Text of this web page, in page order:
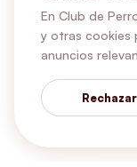
En Club de
y otras cookies
anuncios
Rechazar